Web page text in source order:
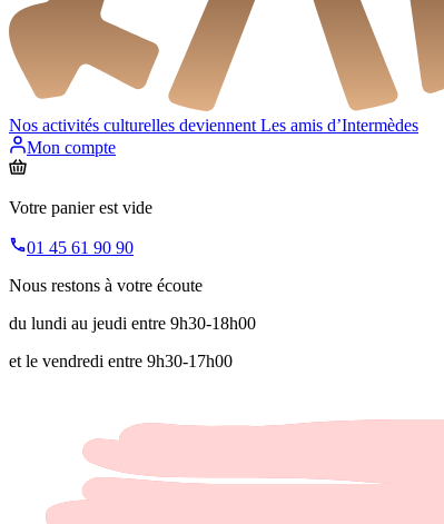
Nos activités culturelles deviennent Les amis d’Intermèdes
Mon compte
Votre panier est vide
01 45 61 90 90
Nous restons à votre écoute
du lundi au jeudi entre 9h30-18h00
et le vendredi entre 9h30-17h00